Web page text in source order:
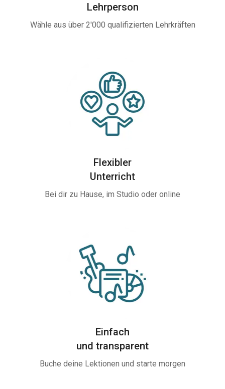
Lehrperson
Wähle aus über 2'000 qualifizierten Lehrkräften
Flexibler
Unterricht
Bei dir zu Hause, im Studio oder online
Einfach
und transparent
Buche deine Lektionen und starte morgen